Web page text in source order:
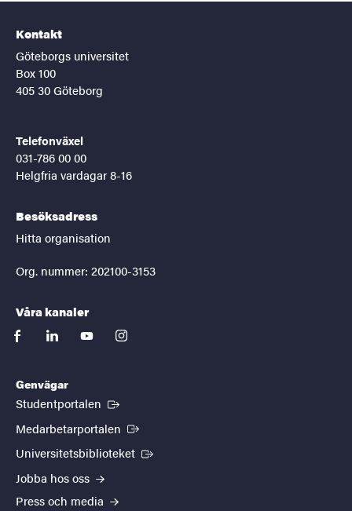
Kontakt
Göteborgs universitet
Box 100
405 30 Göteborg
Telefonväxel
031-786 00 00
Helgfria vardagar 8-16
Besöksadress
Hitta organisation
Org. nummer: 202100-3153
Våra kanaler
facebooklinkedinyoutubeinstagram
Genvägar
Studentportalen (Extern länk)
Medarbetarportalen (Extern länk)
Universitetsbiblioteket (Extern länk)
Jobba hos oss
Press och media